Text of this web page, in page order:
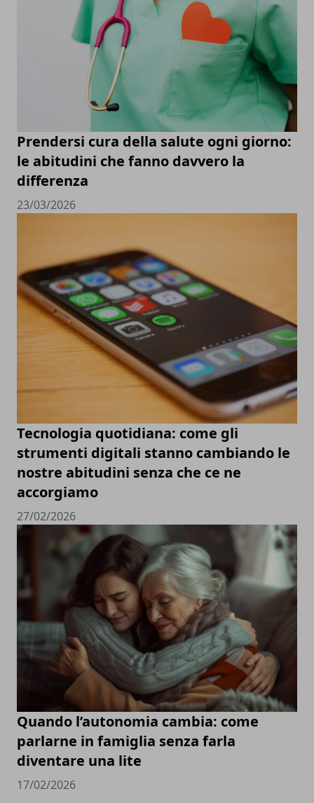
Prendersi cura della salute ogni giorno:
le abitudini che fanno davvero la
differenza
23/03/2026
Tecnologia quotidiana: come gli
strumenti digitali stanno cambiando le
nostre abitudini senza che ce ne
accorgiamo
27/02/2026
Quando l’autonomia cambia: come
parlarne in famiglia senza farla
diventare una lite
17/02/2026